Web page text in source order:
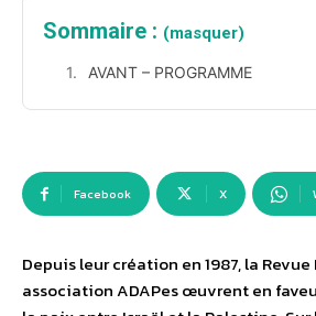
Sommaire : (masquer)
AVANT – PROGRAMME
Facebook X
Depuis leur création en 1987, la
association ADAPes œuvrent en